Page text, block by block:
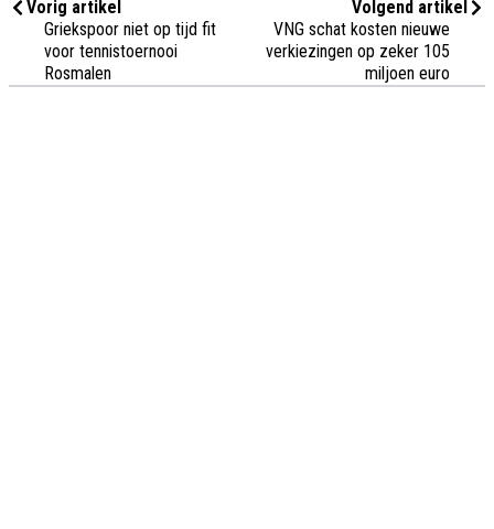
Vorig artikel
Griekspoor niet op tijd fit
voor tennistoernooi
Rosmalen
Volgend artikel
VNG schat kosten nieuwe
verkiezingen op zeker 105
miljoen euro